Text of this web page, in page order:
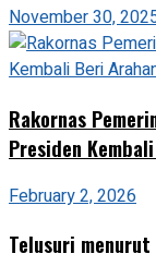
November 30,
Rakornas
Presiden
February 2, 2026
Telusuri